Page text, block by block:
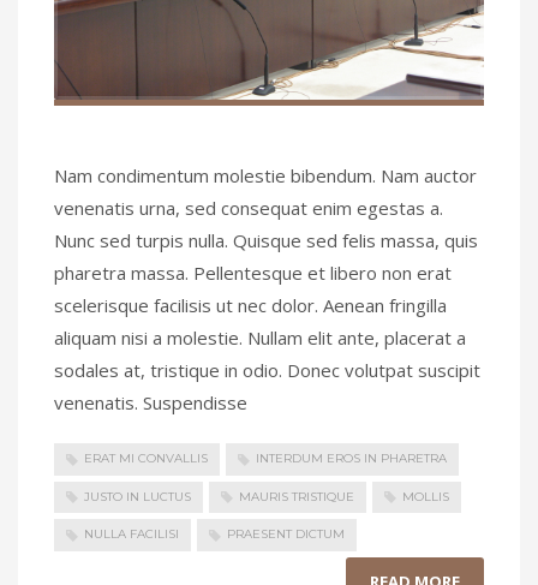
Nam condimentum molestie bibendum. Nam auctor
venenatis urna, sed consequat enim egestas a.
Nunc sed turpis nulla. Quisque sed felis massa, quis
pharetra massa. Pellentesque et libero non erat
scelerisque facilisis ut nec dolor. Aenean fringilla
aliquam nisi a molestie. Nullam elit ante, placerat a
sodales at, tristique in odio. Donec volutpat suscipit
venenatis. Suspendisse
ERAT MI CONVALLIS INTERDUM EROS IN PHARETRA
JUSTO IN LUCTUS MAURIS TRISTIQUE MOLLIS
NULLA FACILISI PRAESENT DICTUM